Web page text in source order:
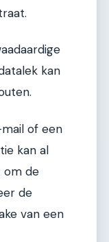
kan
of een
kan al
om de
de
van een